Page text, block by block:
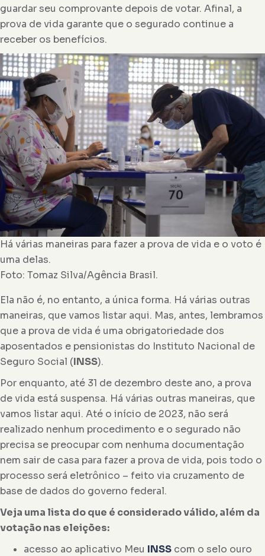
guardar seu comprovante depois de votar. Afinal, a
prova de vida garante que o segurado continue a
receber os benefícios.
Há várias maneiras para fazer a prova de vida e o voto é
uma delas.
Foto: Tomaz Silva/Agência Brasil.
Ela não é, no entanto, a única forma. Há várias outras
maneiras, que vamos listar aqui. Mas, antes, lembramos
que a prova de vida é uma obrigatoriedade dos
aposentados e pensionistas do Instituto Nacional de
Seguro Social (INSS).
Por enquanto, até 31 de dezembro deste ano, a prova
de vida está suspensa. Há várias outras maneiras, que
vamos listar aqui. Até o início de 2023, não será
realizado nenhum procedimento e o segurado não
precisa se preocupar com nenhuma documentação
nem sair de casa para fazer a prova de vida, pois todo o
processo será eletrônico – feito via cruzamento de
base de dados do governo federal.
Veja uma lista do que é considerado válido, além da
votação nas eleições:
acesso ao aplicativo Meu INSS com o selo ouro